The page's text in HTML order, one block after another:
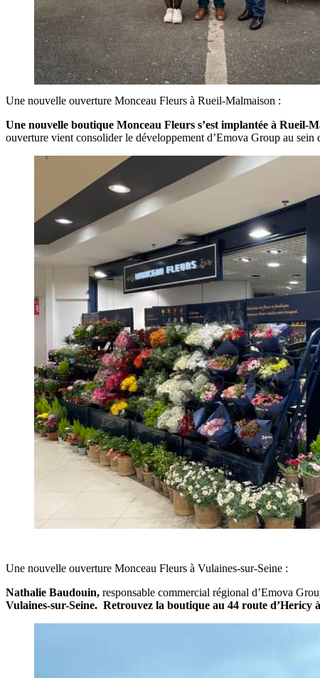
Une nouvelle ouverture Monceau Fleurs à Rueil-Malmaison :
Une nouvelle boutique Monceau Fleurs s’est implantée à
ouverture vient consolider le développement d’Emova Group au sein
Une nouvelle ouverture Monceau Fleurs à Vulaines-sur-Seine :
Nathalie Baudouin, responsable commercial régional d’Emova
Vulaines-sur-Seine. Retrouvez la boutique au 44 route d’Hericy